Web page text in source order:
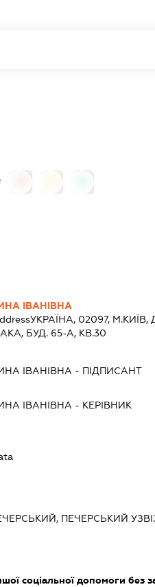
ІВАНІВНА
УКРАЇНА, 02097,
БУД. 65-А, КВ.30
ІВАНІВНА - ПІДПИСАНТ
ІВАНІВНА - КЕРІВНИК
ПЕЧЕРСЬКИЙ
соціальної допомоги без